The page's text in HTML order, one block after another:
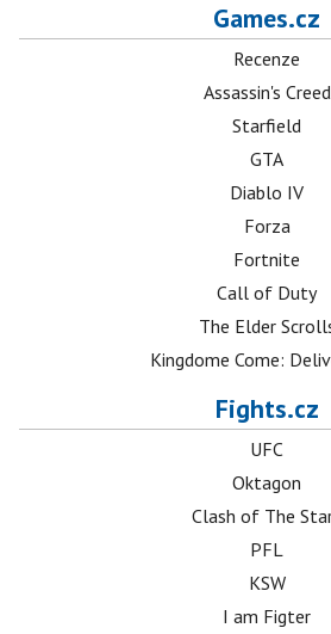
Games.cz
Recenze
Assassin's Creed
Starfield
GTA
Diablo IV
Forza
Fortnite
Call of Duty
The Elder
Kingdome Come:
Fights.cz
UFC
Oktagon
Clash of The
PFL
KSW
I am Figter